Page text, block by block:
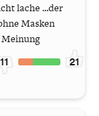
lache ...der
Masken
Meinung
11 21